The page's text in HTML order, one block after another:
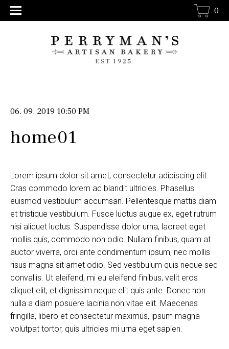
0
06. 09. 2019 10:50 PM
home01
Lorem ipsum dolor sit amet, consectetur adipiscing elit.
Cras commodo lorem ac blandit ultricies. Phasellus
euismod vestibulum accumsan. Pellentesque mattis diam
et tristique vestibulum. Fusce luctus augue ex, eget rutrum
nisi aliquet luctus. Suspendisse dolor urna, laoreet eget
mollis quis, commodo non odio. Nullam finibus, quam at
auctor viverra, orci ante condimentum ipsum, nec mollis
risus magna sit amet odio. Sed vestibulum quis neque sed
convallis. Ut eleifend, mi eu eleifend finibus, velit eros
aliquet elit, et dignissim neque elit quis ante. Donec non
nulla a diam posuere lacinia non vitae elit. Maecenas
fringilla, libero et consectetur maximus, ipsum magna
volutpat tortor, quis ultricies mi urna eget sapien.